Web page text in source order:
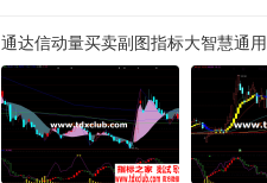
通达信动量买卖副图指标大智慧通